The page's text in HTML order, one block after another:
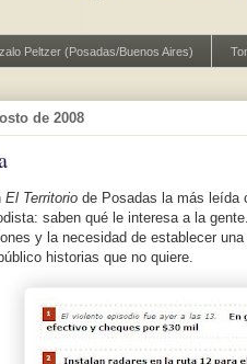
Peltzer (Posadas/Buenos Aires)
de 2008
El Territorio de Posadas la más leída
saben qué le interesa a la
y la necesidad de establecer
historias que no quiere.